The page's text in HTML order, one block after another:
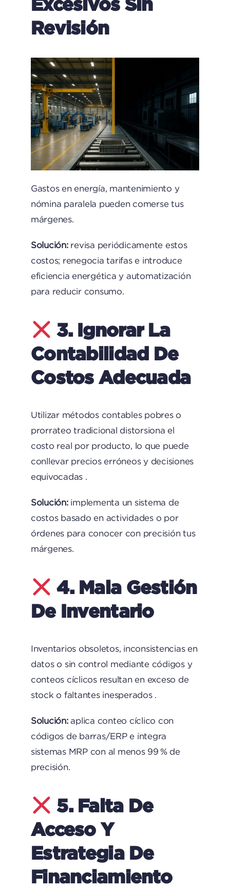
Revisión
Gastos en energía, mantenimiento y
nómina paralela pueden comerse tus
márgenes.
Solución:revisa periódicamente estos
costos; renegocia tarifas e introduce
eficiencia energética y automatización
para reducir consumo.
3. Ignorar La
Contabilidad De
Costos Adecuada
Utilizar métodos contables pobres o
prorrateo tradicional distorsiona el
costo real por producto, lo que puede
conllevar precios erróneos y decisiones
equivocadas .
Solución:implementa un sistema de
costos basado en actividades o por
órdenes para conocer con precisión tus
márgenes.
4. Mala Gestión
De Inventario
Inventarios obsoletos, inconsistencias en
datos o sin control mediante códigos y
conteos cíclicos resultan en exceso de
stock o faltantes inesperados .
Solución:aplica conteo cíclico con
códigos de barras/ERP e integra
sistemas MRP con al menos 99 % de
precisión.
5. Falta De
Acceso Y
Estrategia De
Financiamiento